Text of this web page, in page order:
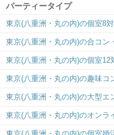
パーティータイプ
東京(八重洲・丸の内)の個室8
東京(八重洲・丸の内)の合コン
東京(八重洲・丸の内)の個室12
東京(八重洲・丸の内)の趣味コ
東京(八重洲・丸の内)の大型エ
東京(八重洲・丸の内)のオンラ